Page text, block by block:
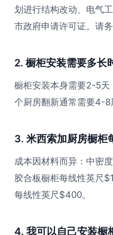
划进行结构改动、电气
市政府申请许可证。请
2. 橱柜安装需要多长
橱柜安装本身需要2-5天
个厨房翻新通常需要4-8
3. 米西索加厨房橱柜
成本因材料而异：中密
胶合板橱柜每线性英尺
每线性英尺$400。
4. 我可以自己安装橱